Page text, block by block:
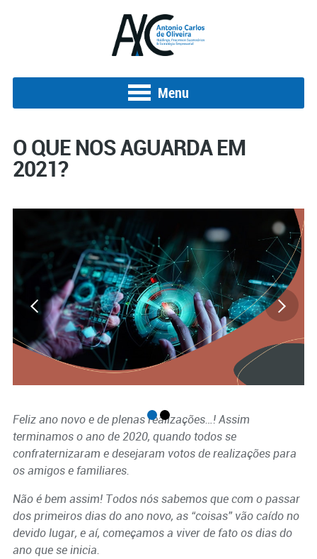
Menu
O QUE NOS AGUARDA EM
2021?
S s
Feliz ano novo e de plenas realizações…! Assim
terminamos o ano de 2020, quando todos se
confraternizaram e desejaram votos de realizações para
os amigos e familiares.
Não é bem assim! Todos nós sabemos que com o passar
dos primeiros dias do ano novo, as “coisas” vão caído no
devido lugar, e aí, começamos a viver de fato os dias do
ano que se inicia.